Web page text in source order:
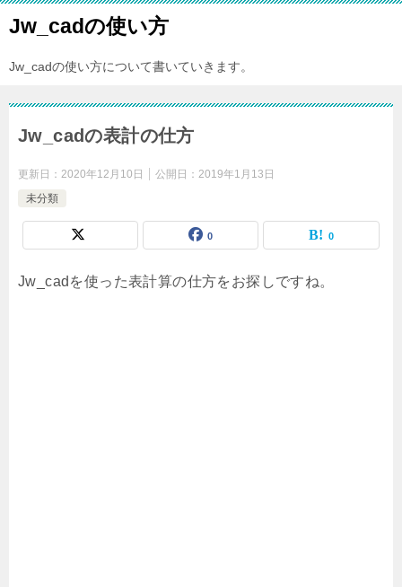
Jw_cadの使い方
Jw_cadの使い方について書いていきます。
Jw_cadの表計の仕方
更新日： 2020年12月10日 公開日： 2019年1月13日
未分類
0 0
Jw_cadを使った表計算の仕方をお探しですね。